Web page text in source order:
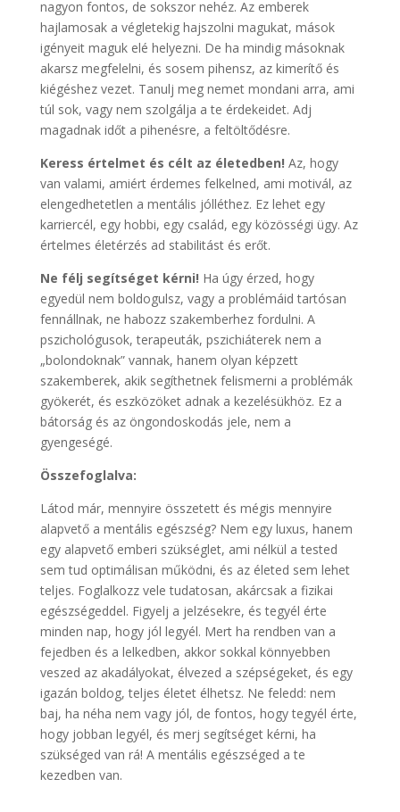
nagyon fontos, de sokszor nehéz. Az emberek
hajlamosak a végletekig hajszolni magukat, mások
igényeit maguk elé helyezni. De ha mindig másoknak
akarsz megfelelni, és sosem pihensz, az kimerítő és
kiégéshez vezet. Tanulj meg nemet mondani arra, ami
túl sok, vagy nem szolgálja a te érdekeidet. Adj
magadnak időt a pihenésre, a feltöltődésre.
Keress értelmet és célt az életedben! Az, hogy
van valami, amiért érdemes felkelned, ami motivál, az
elengedhetetlen a mentális jólléthez. Ez lehet egy
karriercél, egy hobbi, egy család, egy közösségi ügy. Az
értelmes életérzés ad stabilitást és erőt.
Ne félj segítséget kérni! Ha úgy érzed, hogy
egyedül nem boldogulsz, vagy a problémáid tartósan
fennállnak, ne habozz szakemberhez fordulni. A
pszichológusok, terapeuták, pszichiáterek nem a
„bolondoknak” vannak, hanem olyan képzett
szakemberek, akik segíthetnek felismerni a problémák
gyökerét, és eszközöket adnak a kezelésükhöz. Ez a
bátorság és az öngondoskodás jele, nem a
gyengeségé.
Összefoglalva:
Látod már, mennyire összetett és mégis mennyire
alapvető a mentális egészség? Nem egy luxus, hanem
egy alapvető emberi szükséglet, ami nélkül a tested
sem tud optimálisan működni, és az életed sem lehet
teljes. Foglalkozz vele tudatosan, akárcsak a fizikai
egészségeddel. Figyelj a jelzésekre, és tegyél érte
minden nap, hogy jól legyél. Mert ha rendben van a
fejedben és a lelkedben, akkor sokkal könnyebben
veszed az akadályokat, élvezed a szépségeket, és egy
igazán boldog, teljes életet élhetsz. Ne feledd: nem
baj, ha néha nem vagy jól, de fontos, hogy tegyél érte,
hogy jobban legyél, és merj segítséget kérni, ha
szükséged van rá! A mentális egészséged a te
kezedben van.